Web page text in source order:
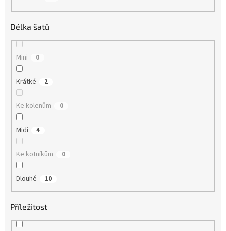
Délka šatů
Mini 0
Krátké 2
Ke kolenům 0
Midi 4
Ke kotníkům 0
Dlouhé 10
Příležitost